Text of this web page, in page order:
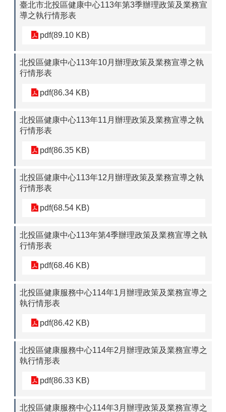
臺北市北投區健康中心113年第3季辦理政策及業務宣
導之執行情形表
pdf(89.10 KB)
北投區健康中心113年10月辦理政策及業務宣導之執
行情形表
pdf(86.34 KB)
北投區健康中心113年11月辦理政策及業務宣導之執
行情形表
pdf(86.35 KB)
北投區健康中心113年12月辦理政策及業務宣導之執
行情形表
pdf(68.54 KB)
北投區健康中心113年第4季辦理政策及業務宣導之執
行情形表
pdf(68.46 KB)
北投區健康服務中心114年1月辦理政策及業務宣導之
執行情形表
pdf(86.42 KB)
北投區健康服務中心114年2月辦理政策及業務宣導之
執行情形表
pdf(86.33 KB)
北投區健康服務中心114年3月辦理政策及業務宣導之